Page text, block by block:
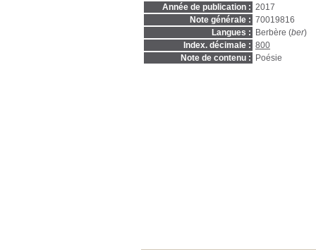
Année de publication : 2017
Note générale : 70019816
Langues :
Berbère (ber)
Index. décimale : 800
Note de contenu :
Poésie